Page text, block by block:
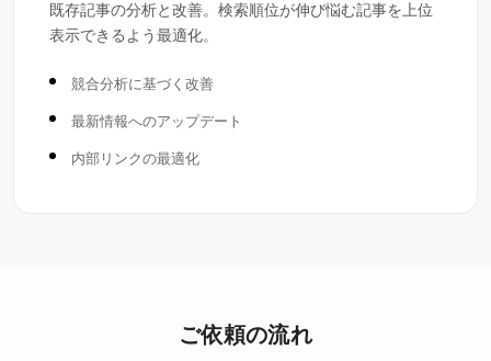
既存記事の分析と改善。検索順位が伸び悩む記事を上位
表示できるよう最適化。
競合分析に基づく改善
最新情報へのアップデート
内部リンクの最適化
ご依頼の流れ